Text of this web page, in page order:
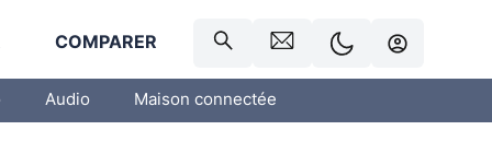
COMPARER
Audio Maison connectée